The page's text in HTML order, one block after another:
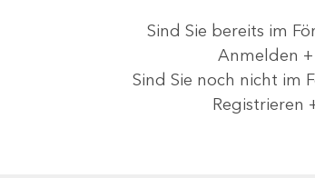
Sind Sie bereits im
Anmelden
Sind Sie noch nicht im
Registrieren